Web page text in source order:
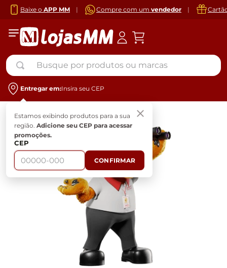
Baixe o APP MM | Compre com um vendedor |
Busque por produtos ou marcas
Entregar em:Insira seu CEP
Estamos exibindo produtos para a sua
região. Adicione seu CEP para acessar
promoções.
CEP
CONFIRMAR